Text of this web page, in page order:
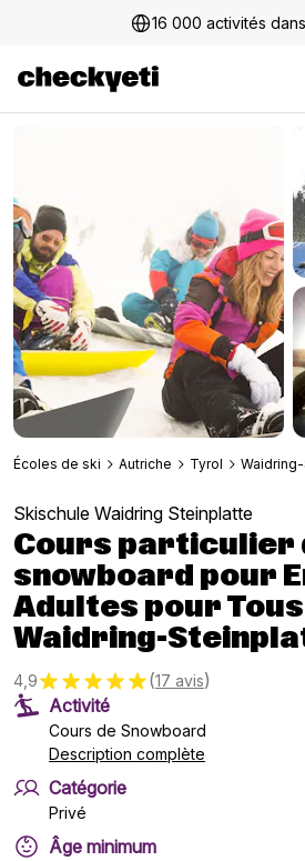
2 millions+ clients
Écoles de ski Autriche Tyrol
Skischule Waidring Steinplatte
Cours particulier
snowboard pour
Adultes pour
Waidring-
4,9 (17 avis)
Activité
Cours de Snowboard
Description complète
Catégorie
Privé
Âge minimum